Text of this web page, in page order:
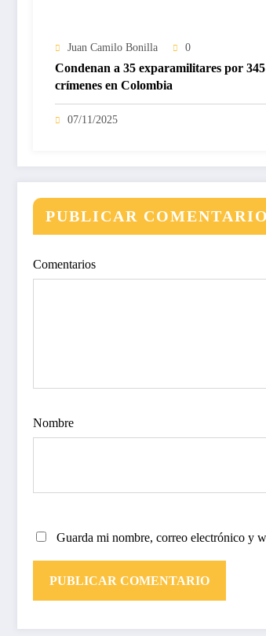
Juan Camilo Bonilla 0
Condenan a 35 exparamilitares por 345
crímenes en Colombia
07/11/2025
PUBLICAR COMENTARIO
Comentarios
Nombre
Guarda mi nombre, correo electrónico y